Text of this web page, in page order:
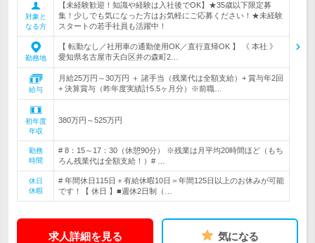
対象と
なる方
【未経験歓迎！知識や経験は入社後でOK】★35歳以下限定募
集！少しでも気になった方はお気軽にご応募ください！★未経験
スタートの若手社員も活躍中！
勤務地
【 転勤なし／社用車の通勤使用OK／直行直帰OK 】 《 本社 》
愛知県名古屋市天白区井の森町2…
給与
月給25万円～30万円 ＋ 諸手当（残業代は全額支給）+ 賞与年2回
+ 決算賞与（昨年度実績計5.5ヶ月分）※前職…
初年度
年収
380万円～525万円
勤務
時間
# 8：15～17：30（休憩90分） ※残業は月平均20時間ほど（もち
ろん残業代は全額支給！）# …
休日
休暇
# 年間休日115日＋有給休暇10日＝年間125日以上のお休みが可能
です！【 休日 】■週休2日制（…
求人詳細を見る 気になる